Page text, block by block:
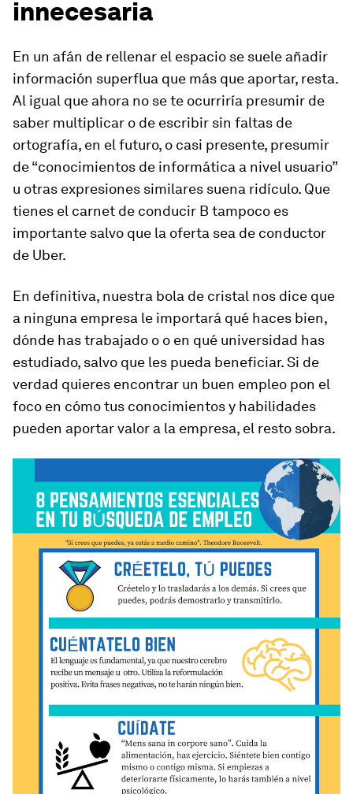
innecesaria
En un afán de rellenar el espacio se suele añadir
información superflua que más que aportar, resta.
Al igual que ahora no se te ocurriría presumir de
saber multiplicar o de escribir sin faltas de
ortografía, en el futuro, o casi presente, presumir
de“conocimientos de informática a nivel usuario”
u otras expresiones similares suena ridículo. Que
tienes el carnet de conducir B tampoco es
importante salvo que la oferta sea de conductor
de Uber.
En definitiva, nuestra bola de cristal nos dice que
a ninguna empresa le importará qué haces bien,
dónde has trabajado o o en qué universidad has
estudiado, salvo que les pueda beneficiar. Si de
verdad quieres encontrar un buen empleo pon el
foco en cómo tus conocimientos y habilidades
pueden aportar valor a la empresa, el resto sobra.